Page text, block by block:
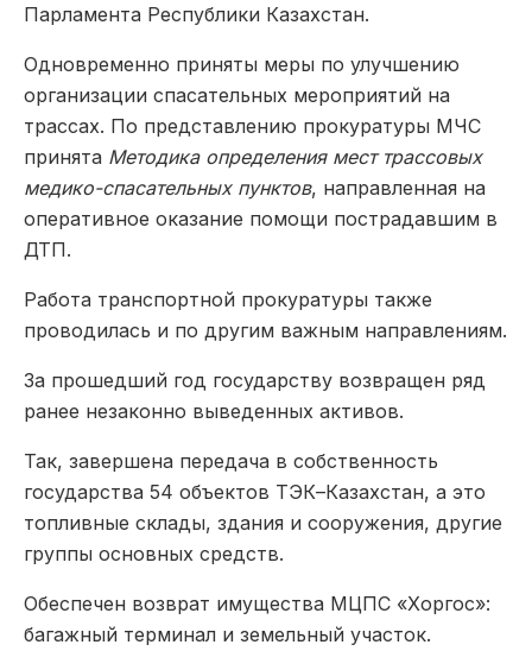
Парламента Республики Казахстан.
Одновременно приняты меры по улучшению
организации спасательных мероприятий на
трассах. По представлению прокуратуры МЧС
принята Методика определения мест трассовых
медико-спасательных пунктов, направленная на
оперативное оказание помощи пострадавшим в
ДТП.
Работа транспортной прокуратуры также
проводилась и по другим важным направлениям.
За прошедший год государству возвращен ряд
ранее незаконно выведенных активов.
Так, завершена передача в собственность
государства 54 объектов ТЭК–Казахстан, а это
топливные склады, здания и сооружения, другие
группы основных средств.
Обеспечен возврат имущества МЦПС «Хоргос»:
багажный терминал и земельный участок.